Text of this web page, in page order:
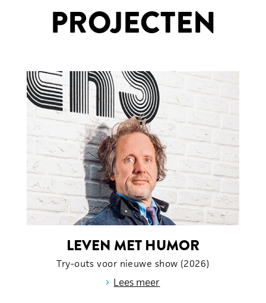
PROJECTEN
LEVEN MET HUMOR
Try-outs voor nieuwe show (2026)
› Lees meer